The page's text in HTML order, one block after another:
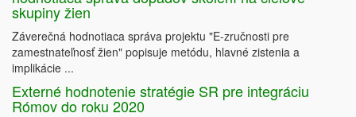
skupiny žien
Záverečná hodnotiaca správa projektu "E-zručnosti pre
zamestnateľnosť žien" popisuje metódu, hlavné zistenia a
implikácie ...
Externé hodnotenie stratégie SR pre integráciu
Rómov do roku 2020